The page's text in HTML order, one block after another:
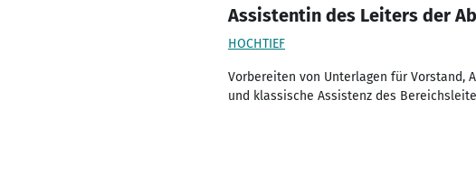
Assistentin des Leiters der
HOCHTIEF
Vorbereiten von Unterlagen für Vorstand,
und klassische Assistenz des